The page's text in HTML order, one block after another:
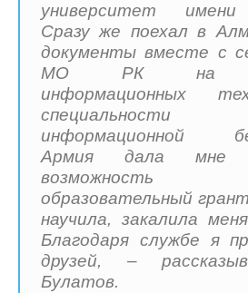
университет имени
Сразу же поехал в
документы вместе с
МО РК на
информационных
специальности
информационной
Армия дала мне
возможность
образовательный
научила, закалила
Благодаря службе я
друзей, –
Булатов.